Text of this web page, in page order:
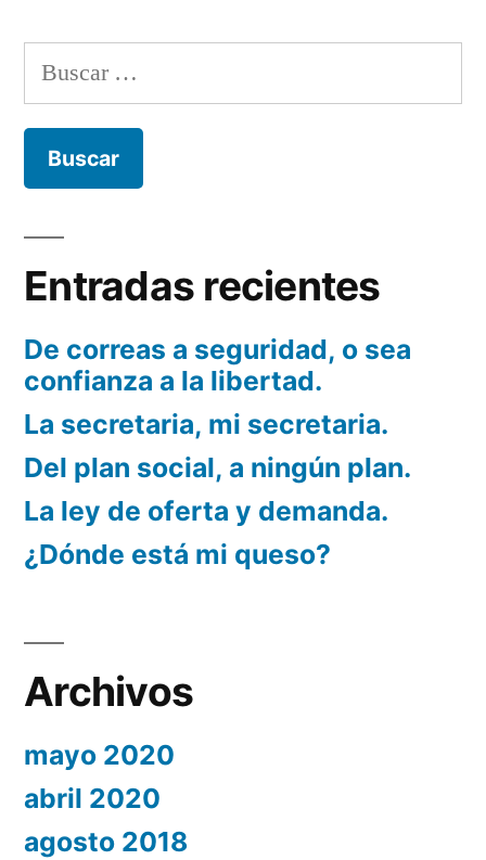
GNU
Buscar:
Entradas recientes
De correas a seguridad, o sea
confianza a la libertad.
La secretaria, mi secretaria.
Del plan social, a ningún plan.
La ley de oferta y demanda.
¿Dónde está mi queso?
Archivos
mayo 2020
abril 2020
agosto 2018